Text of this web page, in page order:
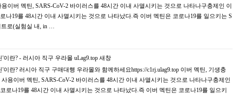
이버 멕틴, SARS-CoV-2 바이러스를 48시간 이내 사멸시키는 것으로 나타나구충제인 이
나19를 48시간 이내 사멸시키는 것으로 나타났다.즉 이버 멕틴은 코로나19를 일으키는 S
트로(실험실 내, in …
란? - 러시아 직구 우라몰 uLag9.top 새창
란? 러시아 직구 구매대행 우라몰와 함께하세요https://c1rj.ulag9.top 이버 멕틴, 기생충
용이버 멕틴, SARS-CoV-2 바이러스를 48시간 이내 사멸시키는 것으로 나타나구충제인
로나19를 48시간 이내 사멸시키는 것으로 나타났다.즉 이버 멕틴은 코로나19를 일으키